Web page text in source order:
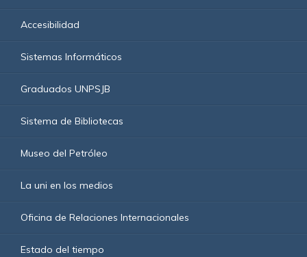
Accesibilidad
Sistemas Informáticos
Graduados UNPSJB
Sistema de Bibliotecas
Museo del Petróleo
La uni en los medios
Oficina de Relaciones Internacionales
Estado del tiempo